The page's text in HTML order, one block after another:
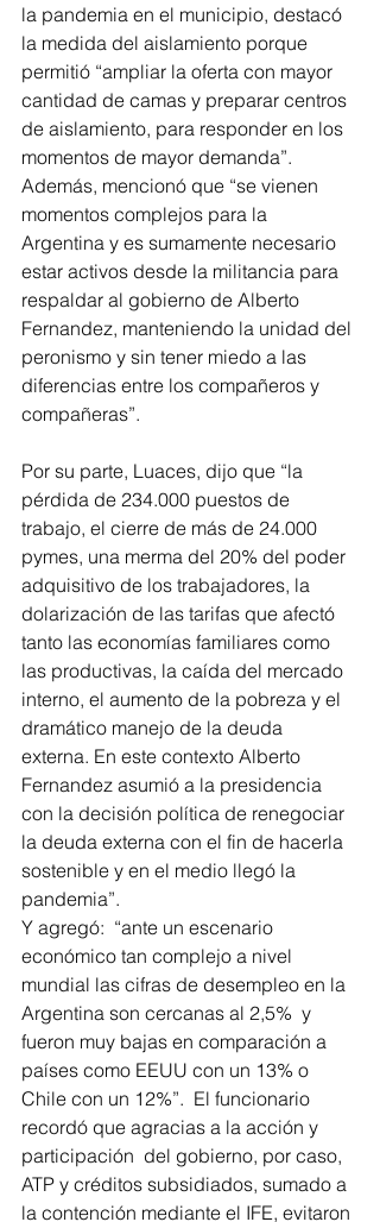
la pandemia en el municipio, destacó
la medida del aislamiento porque
permitió “ampliar la oferta con mayor
cantidad de camas y preparar centros
de aislamiento, para responder en los
momentos de mayor demanda”.
Además, mencionó que “se vienen
momentos complejos para la
Argentina y es sumamente necesario
estar activos desde la militancia para
respaldar al gobierno de Alberto
Fernandez, manteniendo la unidad del
peronismo y sin tener miedo a las
diferencias entre los compañeros y
compañeras”.
Por su parte, Luaces, dijo que “la
pérdida de 234.000 puestos de
trabajo, el cierre de más de 24.000
pymes, una merma del 20% del poder
adquisitivo de los trabajadores, la
dolarización de las tarifas que afectó
tanto las economías familiares como
las productivas, la caída del mercado
interno, el aumento de la pobreza y el
dramático manejo de la deuda
externa. En este contexto Alberto
Fernandez asumió a la presidencia
con la decisión política de renegociar
la deuda externa con el fin de hacerla
sostenible y en el medio llegó la
pandemia”.
Y agregó:  “ante un escenario
económico tan complejo a nivel
mundial las cifras de desempleo en la
Argentina son cercanas al 2,5%  y
fueron muy bajas en comparación a
países como EEUU con un 13% o
Chile con un 12%”.  El funcionario
recordó que agracias a la acción y
participación  del gobierno, por caso,
ATP y créditos subsidiados, sumado a
la contención mediante el IFE, evitaron